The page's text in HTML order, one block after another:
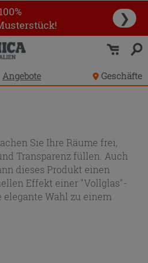
❯
Angebote Geschäfte
Sie Ihre Räume frei,
Transparenz füllen. Auch
dieses Produkt einen
Effekt einer "Vollglas"-
elegante Wahl zu einem